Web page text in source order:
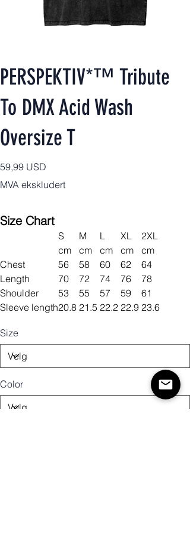
PERSPEKTIV*™️ Tribute
To DMX Acid Wash
Oversize T
Pris
59,99 USD
MVA ekskludert
Size Chart
S M L XL
2XL
cm
cm cm cm
cm
Chest
56 58 60 62
64
Length
70 72 74 76
78
Shoulder
53 55 57 59
61
Sleeve length20.8 21.5 22.2 22.9 23.6
Size
Color